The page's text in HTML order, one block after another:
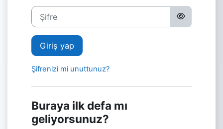
Şifre
Giriş yap
Şifrenizi mi unuttunuz?
Buraya ilk defa mı
geliyorsunuz?